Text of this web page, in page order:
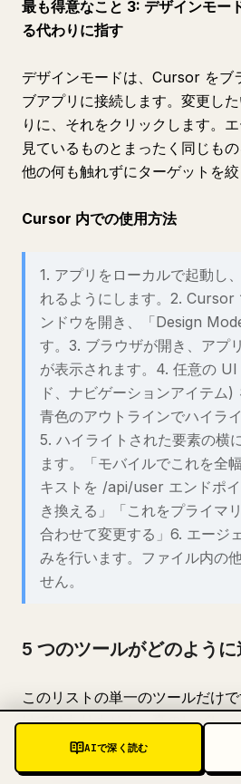
最も得意なこと 3: デザインモー
る代わりに指す
デザインモードは、Cursor をブ
ブアプリに接続します。変更し
りに、それをクリックします。
見ているものとまったく同じも
他の何も触れずにターゲットを絞
Cursor 内での使用方法
1. アプリをローカルで起動し
れるようにします。2. Cursor
ンドウを開き、「Design
す。3. ブラウザが開き、アプ
が表示されます。4. 任意の
ド、ナビゲーションアイテム)
青色のアウトラインでハイラ
5. ハイライトされた要素の横
ます。「モバイルでこれを全
キストを /api/user エンドポ
き換える」「これをプライマ
合わせて変更する」6. エージ
みを行います。ファイル内の
せん。
5 つのツールがどのよう
このリストの単一のツールだけ
けではありません。真のレバレ
ターは、5 つすべてを、各レイ
ィードする調整されたスタック
AIで深く読む